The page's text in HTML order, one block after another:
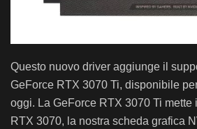
Questo nuovo driver aggiunge il
GeForce RTX 3070 Ti, disponibile
oggi. La GeForce RTX 3070 Ti mette
RTX 3070, la nostra scheda grafica